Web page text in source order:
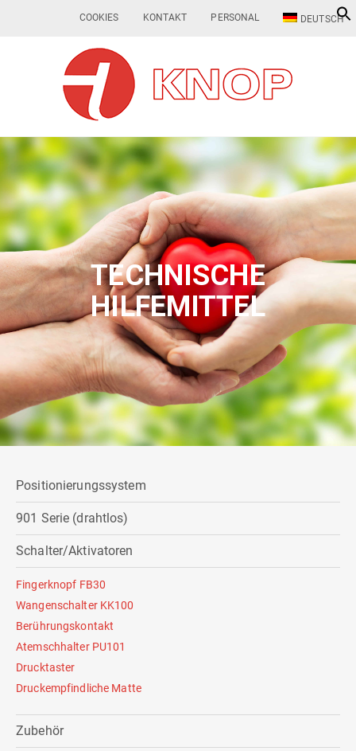
COOKIES KONTAKT PERSONAL DEUTSCH
TECHNISCHE
HILFEMITTEL
Positionierungssystem
901 Serie (drahtlos)
Schalter/Aktivatoren
Fingerknopf FB30
Wangenschalter KK100
Berührungskontakt
Atemschhalter PU101
Drucktaster
Druckempfindliche Matte
Zubehör